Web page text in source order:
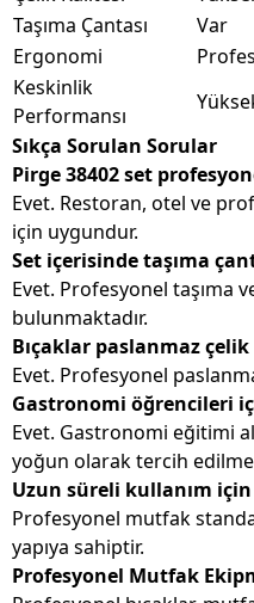
Taşıma Çantası
Var
Ergonomi
Keskinlik
Performansı
Sıkça Sorulan Sorular
Pirge 38402 set
Evet. Restoran, otel ve
için uygundur.
Set içerisinde taşıma
Evet. Profesyonel taşıma
bulunmaktadır.
Bıçaklar paslanmaz
Evet. Profesyonel
Gastronomi öğrencileri
Evet. Gastronomi eğitimi
yoğun olarak tercih
Uzun süreli kullanım için
Profesyonel mutfak
yapıya sahiptir.
Profesyonel Mutfak